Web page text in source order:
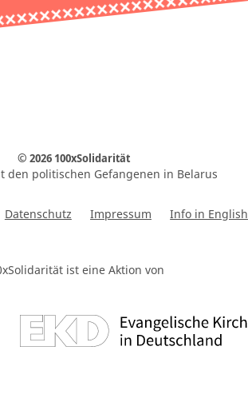
© 2026 100xSolidarität
den politischen Gefangenen in Belarus
Datenschutz Impressum Info in English
ist eine Aktion von